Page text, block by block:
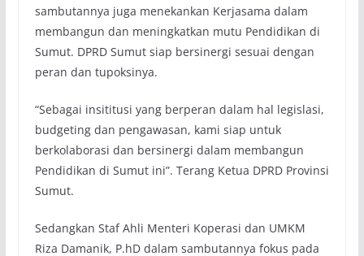
sambutannya juga menekankan Kerjasama dalam
membangun dan meningkatkan mutu Pendidikan di
Sumut. DPRD Sumut siap bersinergi sesuai dengan
peran dan tupoksinya.
“Sebagai insititusi yang berperan dalam hal legislasi,
budgeting dan pengawasan, kami siap untuk
berkolaborasi dan bersinergi dalam membangun
Pendidikan di Sumut ini”. Terang Ketua DPRD Provinsi
Sumut.
Sedangkan Staf Ahli Menteri Koperasi dan UMKM
Riza Damanik, P.hD dalam sambutannya fokus pada